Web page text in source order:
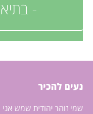
-
נעים להכיר
שמי זוהר יהודית שמש